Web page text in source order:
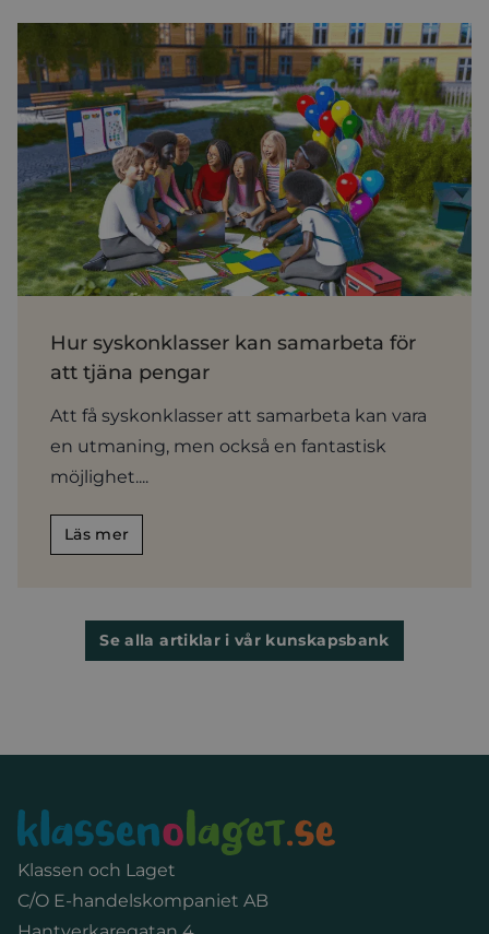
Hur syskonklasser kan samarbeta för
att tjäna pengar
Att få syskonklasser att samarbeta kan vara
en utmaning, men också en fantastisk
möjlighet....
Läs mer
Se alla artiklar i vår kunskapsbank
Klassen och Laget
C/O E-handelskompaniet AB